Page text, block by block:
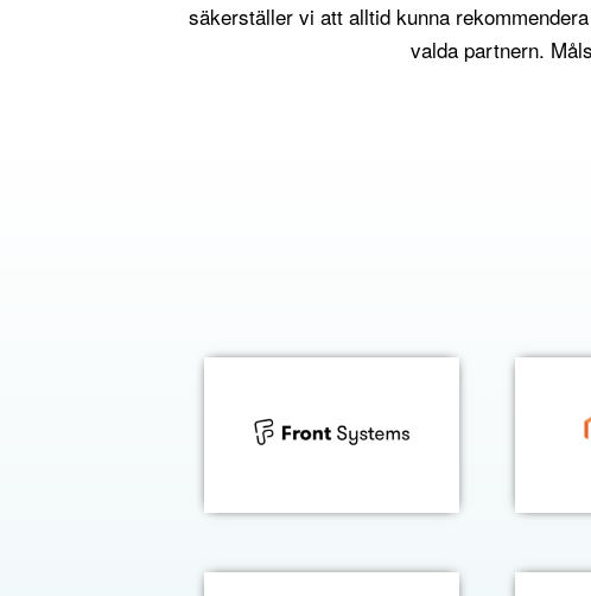
säkerställer vi att alltid kunna
valda partnern.